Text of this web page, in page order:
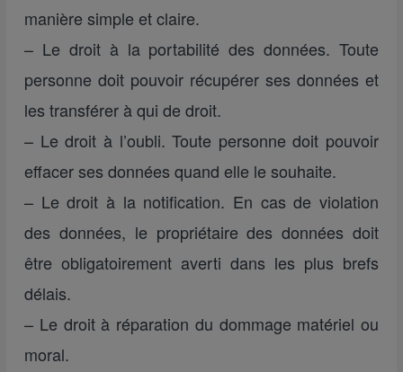
manière simple et claire.
– Le droit à la portabilité des données. Toute
personne doit pouvoir récupérer ses données et
les transférer à qui de droit.
– Le droit à l’oubli. Toute personne doit pouvoir
effacer ses données quand elle le souhaite.
– Le droit à la notification. En cas de violation
des données, le propriétaire des données doit
être obligatoirement averti dans les plus brefs
délais.
– Le droit à réparation du dommage matériel ou
moral.